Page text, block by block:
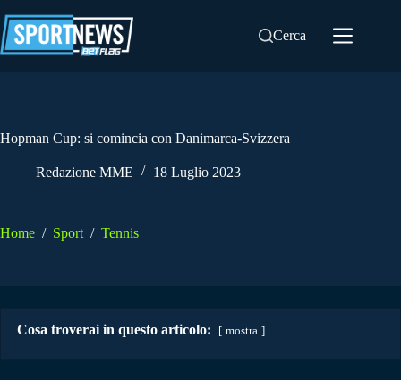
al
contenuto
Cerca
Hopman Cup: si comincia con Danimarca-Svizzera
Redazione MME 18 Luglio 2023
Home / Sport / Tennis
Cosa troverai in questo articolo: mostra